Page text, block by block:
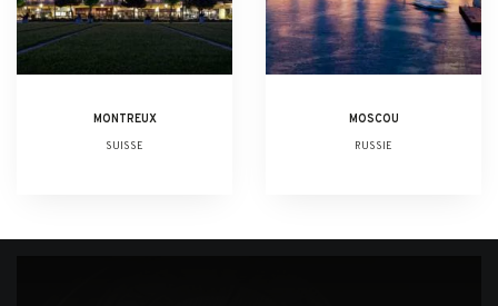
MONTREUX
SUISSE
MOSCOU
RUSSIE